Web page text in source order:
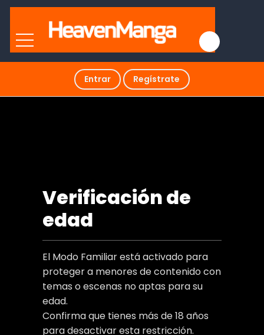
Entrar Regístrate
Verificación de
edad
El Modo Familiar está activado para
proteger a menores de contenido con
temas o escenas no aptas para su
edad.
Confirma que tienes más de 18 años
para desactivar esta restricción.